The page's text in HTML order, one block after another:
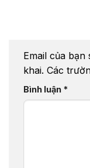
Email của
khai. Các
Bình luận *